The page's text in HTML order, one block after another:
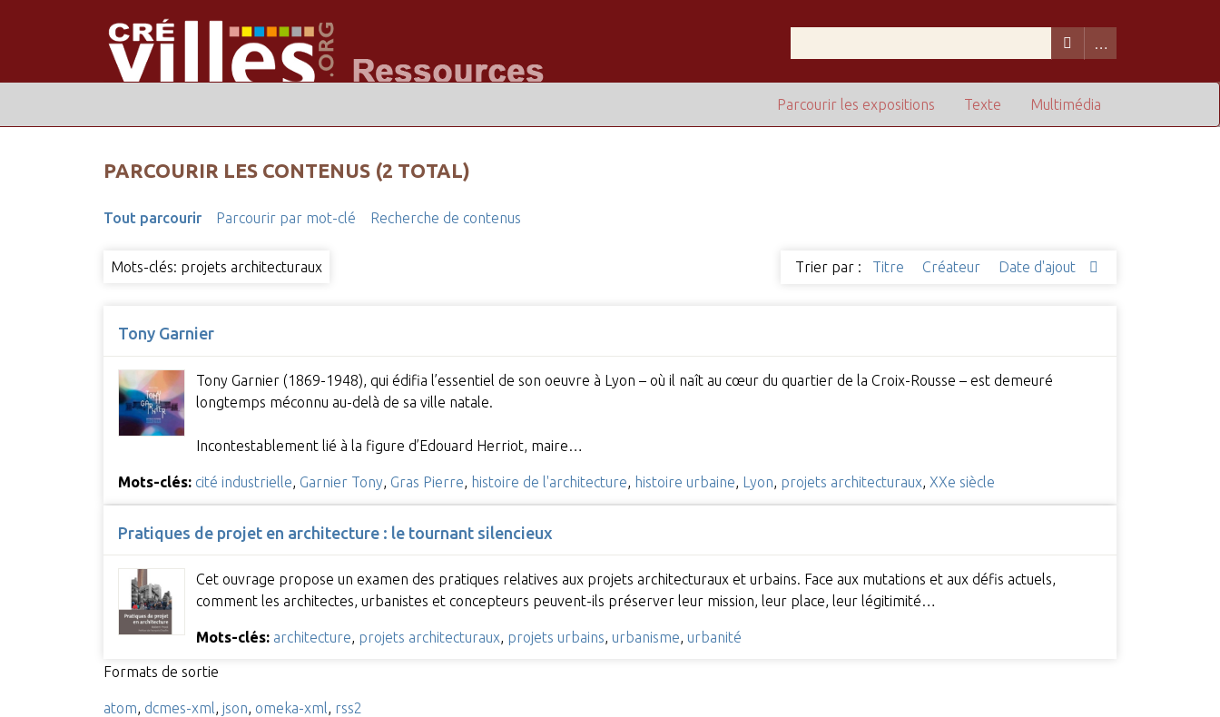
Multimédia
Texte
Parcourir les expositions
PARCOURIR LES CONTENUS (2 TOTAL)
Tout parcourir Parcourir par mot-clé Recherche de contenus
Mots-clés: projets architecturaux Trier par : Titre Créateur Date d'ajout
Tony Garnier
Tony Garnier (1869-1948), qui édifia l’essentiel de son oeuvre à Lyon – où il naît au cœur du quartier de la Croix-Rousse – est demeuré
longtemps méconnu au-delà de sa ville natale.
Incontestablement lié à la figure d’Edouard Herriot, maire…
Mots-clés: cité industrielle Garnier Tony Gras Pierre histoire de l'architecture histoire urbaine Lyon projets architecturaux XXe siècle
Pratiques de projet en architecture : le tournant silencieux
Cet ouvrage propose un examen des pratiques relatives aux projets architecturaux et urbains. Face aux mutations et aux défis actuels,
comment les architectes, urbanistes et concepteurs peuvent-ils préserver leur mission, leur place, leur légitimité…
Mots-clés: architecture, projets architecturaux, projets urbains, urbanisme, urbanité
Formats de sortie
atom, dcmes-xml, json, omeka-xml, rss2